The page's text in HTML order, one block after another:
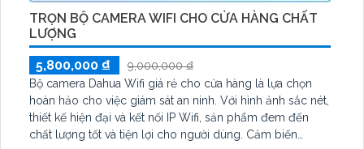
TRỌN BỘ CAMERA WIFI CHO CỬA HÀNG CHẤT
LƯỢNG
5,800,000 ₫
9,000,000 ₫
Bộ camera Dahua Wifi giá rẻ cho cửa hàng là lựa chọn
hoàn hảo cho việc giám sát an ninh. Với hình ảnh sắc nét,
thiết kế hiện đại và kết nối IP Wifi, sản phẩm đem đến
chất lượng tốt và tiện lợi cho người dùng. Cảm biến